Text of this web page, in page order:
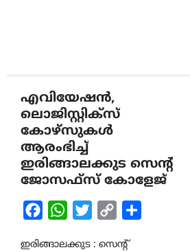
എവിയേഷൻ,
ലൊജിസ്റ്റിക്‌സ്
കോഴ്സുകൾ
ആരംഭിച്ച്
ഇരിങ്ങാലക്കുട സെന്റ്
ജോസഫ്‌സ് കോളേജ്
FacebookWhatsAppTwitterCopy
ഇരിങ്ങാലക്കുട : സെന്റ്